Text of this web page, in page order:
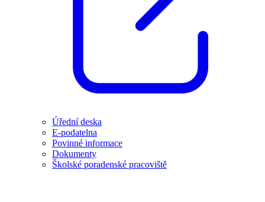
Úřední deska
E-podatelna
Povinné informace
Dokumenty
Školské poradenské pracoviště